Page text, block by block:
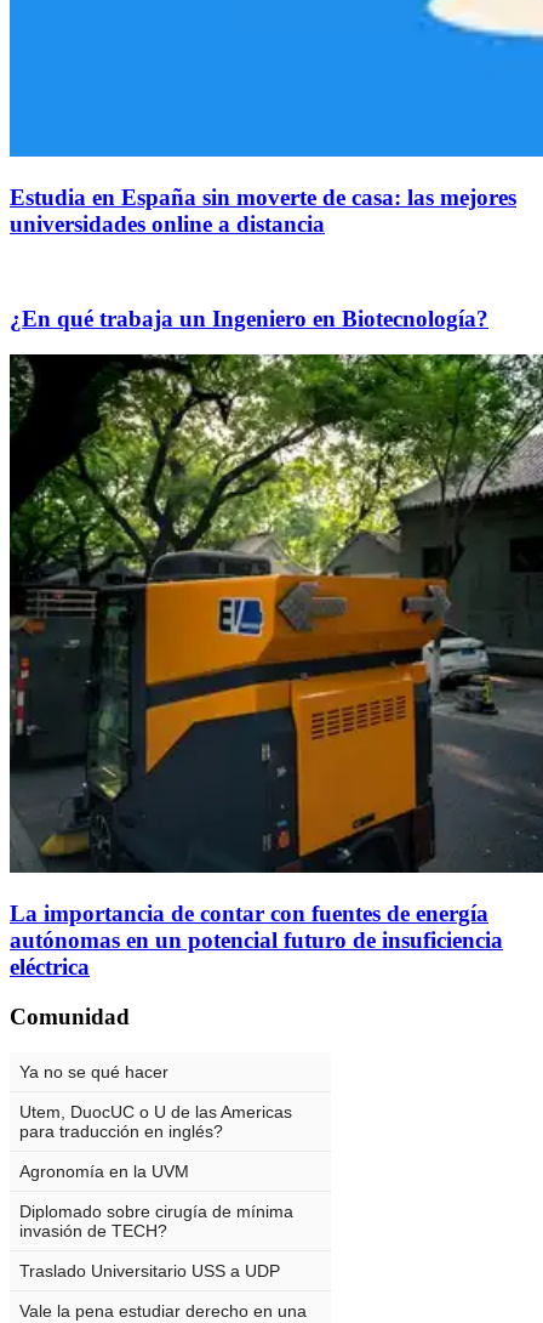
Estudia en España sin moverte de casa: las mejores
universidades online a distancia
¿En qué trabaja un Ingeniero en Biotecnología?
La importancia de contar con fuentes de energía
autónomas en un potencial futuro de insuficiencia
eléctrica
Comunidad